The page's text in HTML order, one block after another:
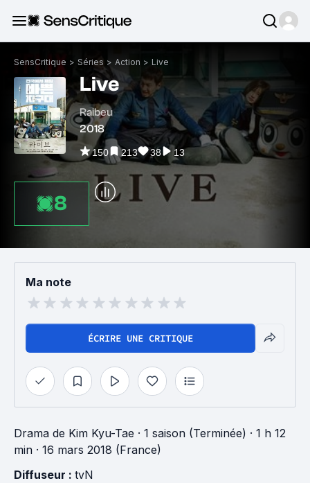
SensCritique > Séries > Action > Live
Live
Raibeu
2018
150 213 38 13
8
Ma note
ÉCRIRE UNE CRITIQUE
Drama de Kim Kyu-Tae · 1 saison (Terminée) · 1 h 12
min · 16 mars 2018 (France)
Diffuseur : tvN